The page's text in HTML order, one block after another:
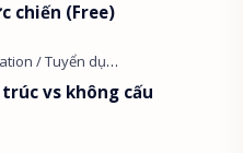
chiến (Free)
vs không cấu